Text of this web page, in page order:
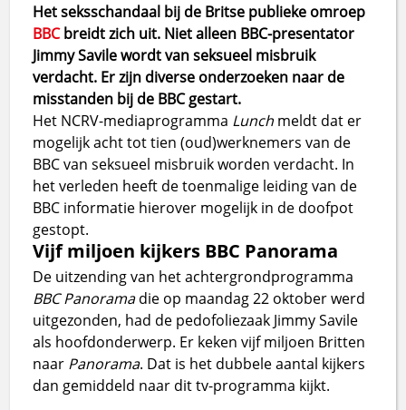
Het seksschandaal bij de Britse publieke omroep
BBCbreidt zich uit. Niet alleen BBC-presentator
Jimmy Savile wordt van seksueel misbruik
verdacht. Er zijn diverse onderzoeken naar de
misstanden bij de BBC gestart.
Het NCRV-mediaprogramma Lunch meldt dat er
mogelijk acht tot tien (oud)werknemers van de
BBC van seksueel misbruik worden verdacht. In
het verleden heeft de toenmalige leiding van de
BBC informatie hierover mogelijk in de doofpot
gestopt.
Vijf miljoen kijkers BBC Panorama
De uitzending van het achtergrondprogramma
BBC Panoramadie op maandag 22 oktober werd
uitgezonden, had de pedofoliezaak Jimmy Savile
als hoofdonderwerp. Er keken vijf miljoen Britten
naar Panorama. Dat is het dubbele aantal kijkers
dan gemiddeld naar dit tv-programma kijkt.